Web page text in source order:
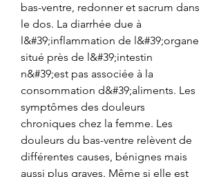
bas-ventre, redonner et sacrum dans
le dos. La diarrhée due à
l&#39;inflammation de l&#39;organe
situé près de l&#39;intestin
n&#39;est pas associée à la
consommation d&#39;aliments. Les
symptômes des douleurs
chroniques chez la femme. Les
douleurs du bas-ventre relèvent de
différentes causes, bénignes mais
aussi plus graves. Même si elle est